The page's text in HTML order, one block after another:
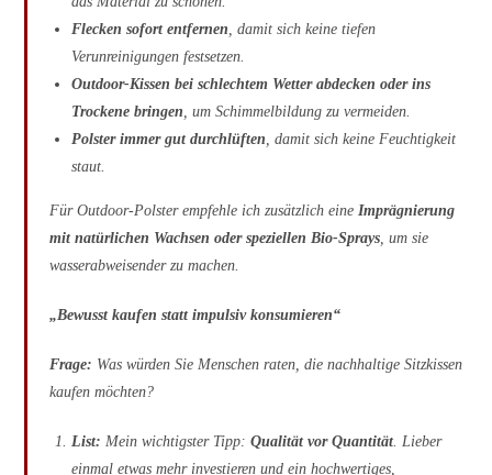
Flecken sofort entfernen, damit sich keine tiefen
Verunreinigungen festsetzen.
Outdoor-Kissen bei schlechtem Wetter abdecken oder ins
Trockene bringen, um Schimmelbildung zu vermeiden.
Polster immer gut durchlüften, damit sich keine Feuchtigkeit
staut.
Für Outdoor-Polster empfehle ich zusätzlich eineImprägnierung
mit natürlichen Wachsen oder speziellen Bio-Sprays, um sie
wasserabweisender zu machen.
„Bewusst kaufen statt impulsiv konsumieren“
Frage: Was würden Sie Menschen raten, die nachhaltige Sitzkissen
kaufen möchten?
List: Mein wichtigster Tipp:Qualität vor Quantität. Lieber
einmal etwas mehr investieren und ein hochwertiges,